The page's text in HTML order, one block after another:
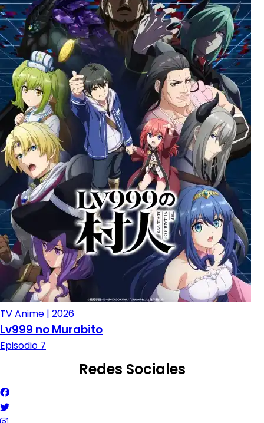
TV Anime | 2026
Lv999 no Murabito
Episodio 7
Redes Sociales